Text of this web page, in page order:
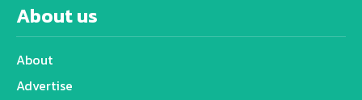
About us
About
Advertise